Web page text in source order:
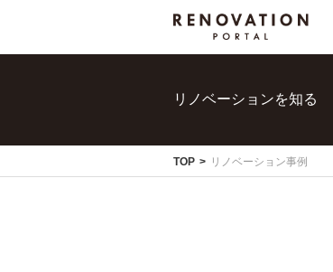
リノベーションを知る
TOP リノベーション事例